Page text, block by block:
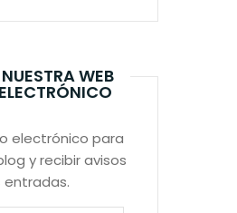
WEB
electrónico para
y recibir avisos
entradas.